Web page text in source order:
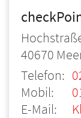
40670
Telefon:
Mobil:
E-Mail: